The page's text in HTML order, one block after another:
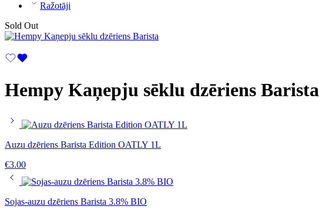
Ražotāji
Sold Out
Hempy Kaņepju sēklu dzēriens Barista
Auzu dzēriens Barista Edition OATLY 1L
€3.00
Sojas-auzu dzēriens Barista 3.8% BIO